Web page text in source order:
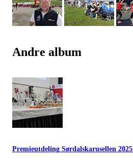
Andre album
Premieutdeling Sørdalskarusellen 2025